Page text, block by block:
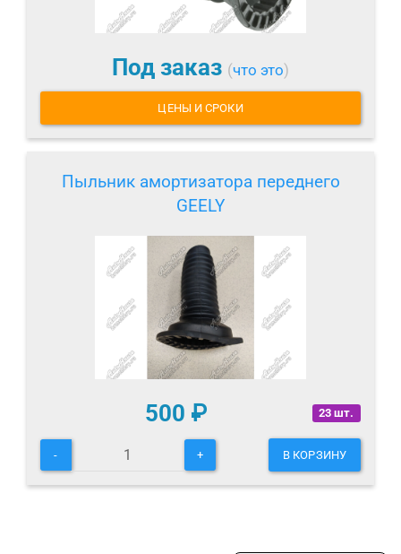
Под заказ (что это)
ЦЕНЫ И СРОКИ
Пыльник амортизатора переднего
GEELY
23 шт.
500 ₽
- + В КОРЗИНУ